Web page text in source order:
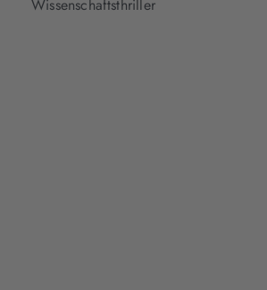
Wissenschaftsthriller